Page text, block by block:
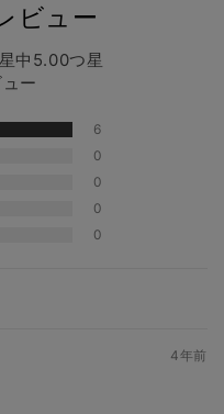
ビュー
中5.00つ星
ー
6
0
0
0
0
4年前